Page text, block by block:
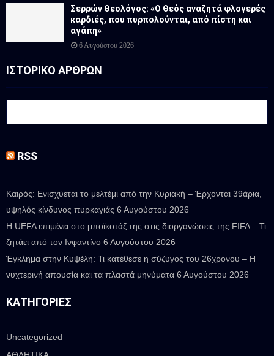
Σερρών Θεολόγος: «Ο Θεός αναζητά φλογερές
καρδιές, που πυρπολούνται, από πίστη και
αγάπη»
6 Αυγούστου 2026
ΙΣΤΟΡΙΚΟ ΑΡΘΡΩΝ
RSS
Καιρός: Ενισχύεται το μελτέμι από την Κυριακή – Έρχονται 39άρια,
υψηλός κίνδυνος πυρκαγιάς 6 Αυγούστου 2026
Η UEFA επιμένει στο μποϊκοτάζ της στις διοργανώσεις της FIFA – Τι
ζητάει από τον Ινφαντίνο 6 Αυγούστου 2026
Έγκλημα στην Κυψέλη: Τι κατέθεσε η σύζυγος του 26χρονου – Η
νυχτερινή απουσία και τα πλαστά μηνύματα 6 Αυγούστου 2026
ΚΑΤΗΓΟΡΊΕΣ
Uncategorized